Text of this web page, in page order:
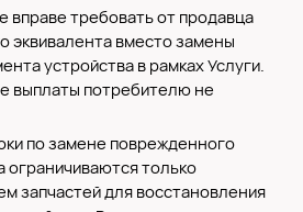
вправе требовать от продавца
эквивалента вместо замены
устройства в рамках Услуги.
выплаты потребителю не
по замене поврежденного
ограничиваются только
запчастей для восстановления